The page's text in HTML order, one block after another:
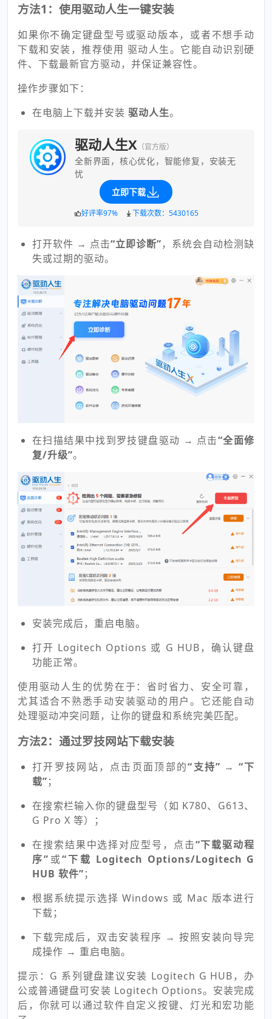
方法1：使用驱动人生一键安装
如果你不确定键盘型号或驱动版本，或者不想手动
下载和安装，推荐使用 驱动人生。它能自动识别硬
件、下载最新官方驱动，并保证兼容性。
操作步骤如下：
在电脑上下载并安装 驱动人生。
驱动人生X （官方版）
全新界面，核心优化，智能修复，安装无
忧
立即下载
好评率97% 下载次数：5430165
打开软件 → 点击“立即诊断”，系统会自动检测缺
失或过期的驱动。
在扫描结果中找到罗技键盘驱动 → 点击“全面修
复/升级”。
安装完成后，重启电脑。
打开 Logitech Options 或 G HUB，确认键盘
功能正常。
使用驱动人生的优势在于：省时省力、安全可靠，
尤其适合不熟悉手动安装驱动的用户。它还能自动
处理驱动冲突问题，让你的键盘和系统完美匹配。
方法2：通过罗技网站下载安装
打开罗技网站，点击页面顶部的“支持” → “下
载”；
在搜索栏输入你的键盘型号（如 K780、G613、
G Pro X 等）；
在搜索结果中选择对应型号，点击“下载驱动程
序” 或“下载 Logitech Options/Logitech G
HUB 软件”；
根据系统提示选择 Windows 或 Mac 版本进行
下载；
下载完成后，双击安装程序 → 按照安装向导完
成操作 → 重启电脑。
提示：G 系列键盘建议安装 Logitech G HUB，办
公或普通键盘可安装 Logitech Options。安装完成
后，你就可以通过软件自定义按键、灯光和宏功能